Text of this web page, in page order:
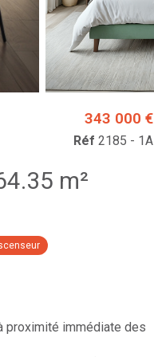
Appartement 3 pièce(s) 2 chambre(s) 64.35 m²
343 000 €
Réf 2185 - 1A
proximité immédiate des